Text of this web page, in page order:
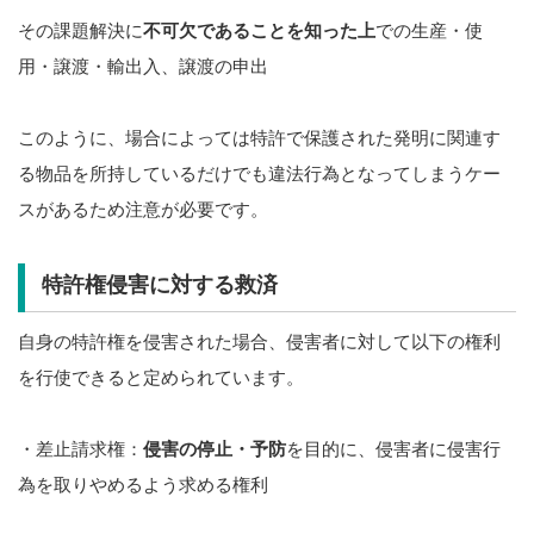
その課題解決に不可欠であることを知った上での生産・使
用・譲渡・輸出入、譲渡の申出
このように、場合によっては特許で保護された発明に関連す
る物品を所持しているだけでも違法行為となってしまうケー
スがあるため注意が必要です。
特許権侵害に対する救済
自身の特許権を侵害された場合、侵害者に対して以下の権利
を行使できると定められています。
・差止請求権： 侵害の停止・予防を目的に、侵害者に侵害行
為を取りやめるよう求める権利